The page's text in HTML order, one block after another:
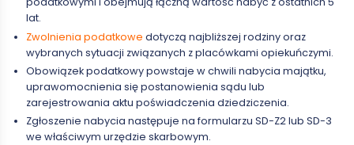
lat.
Zwolnienia podatkowe dotyczą najbliższej rodziny oraz
wybranych sytuacji związanych z placówkami opiekuńczymi.
Obowiązek podatkowy powstaje w chwili nabycia majątku,
uprawomocnienia się postanowienia sądu lub
zarejestrowania aktu poświadczenia dziedziczenia.
Zgłoszenie nabycia następuje na formularzu SD-Z2 lub SD-3
we właściwym urzędzie skarbowym.